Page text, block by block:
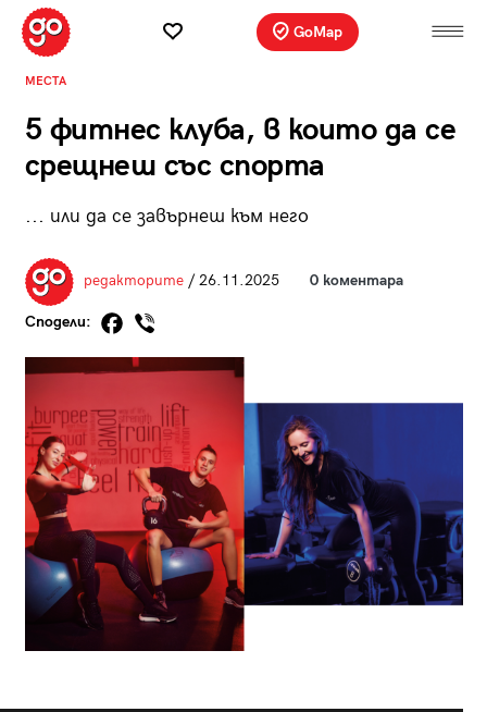
GoMap
МЕСТА
5 фитнес клуба, в които да се
срещнеш със спорта
... или да се завърнеш към него
редакторите/ 26.11.2025 0 коментара
Сподели: